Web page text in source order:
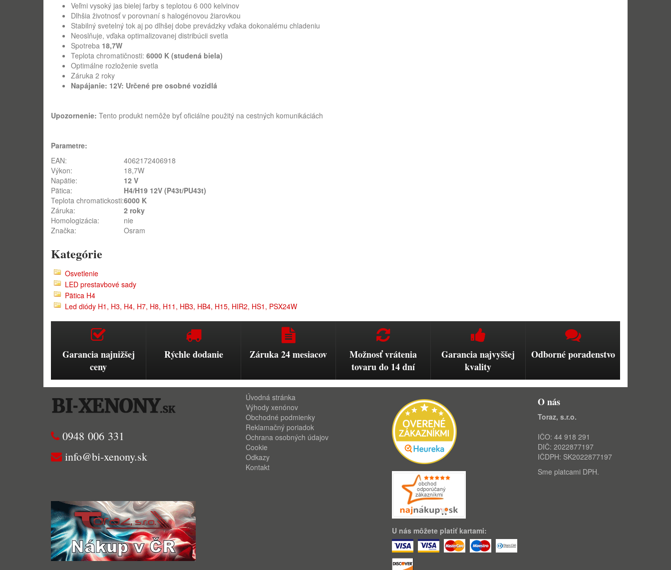
Veľmi vysoký jas bielej farby s teplotou 6 000 kelvinov
Dlhšia životnosť v porovnaní s halogénovou žiarovkou
Stabilný svetelný tok aj po dlhšej dobe prevádzky vďaka dokonalému chladeniu
Neoslňuje, vďaka optimalizovanej distribúcii svetla
Spotreba 18,7W
Teplota chromatičnosti: 6000 K (studená biela)
Optimálne rozloženie svetla
Záruka 2 roky
Napájanie: 12V: Určené pre osobné vozidlá
Upozornenie: Tento produkt nemôže byť oficiálne použitý na cestných komunikáciách
Parametre:
EAN:
4062172406918
Výkon:
18,7W
Napätie:
12 V
Pätica:
H4/H19 12V (P43t/PU43t)
Teplota chromatickosti:6000 K
Záruka:
2 roky
Homologizácia:
nie
Značka:
Osram
Kategórie
Osvetlenie
LED prestavbové sady
Pätica H4
Led diódy H1, H3, H4, H7, H8, H11, HB3, HB4, H15, HIR2, HS1, PSX24W
Garancia najnižšej
ceny
Rýchle dodanie Záruka 24 mesiacov
Možnosť vrátenia
tovaru do 14 dní
Garancia najvyššej
kvality
Odborné poradenstvo
0948 006 331
info@bi-xenony.sk
Úvodná stránka
Výhody xenónov
Obchodné podmienky
Reklamačný poriadok
Ochrana osobných údajov
Cookie
Odkazy
Kontakt
U nás môžete platiť kartami:
O nás
Toraz, s.r.o.
IČO: 44 918 291
DIČ: 2022877197
IČDPH: SK2022877197
Sme platcami DPH.